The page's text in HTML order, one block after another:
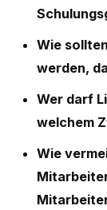
Wie
werden,
Wer darf
welchem
Wie